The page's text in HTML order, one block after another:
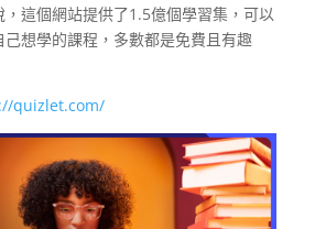
這個網站提供了1.5億個學習集，可以
己想學的課程，多數都是免費且有趣
quizlet.com/